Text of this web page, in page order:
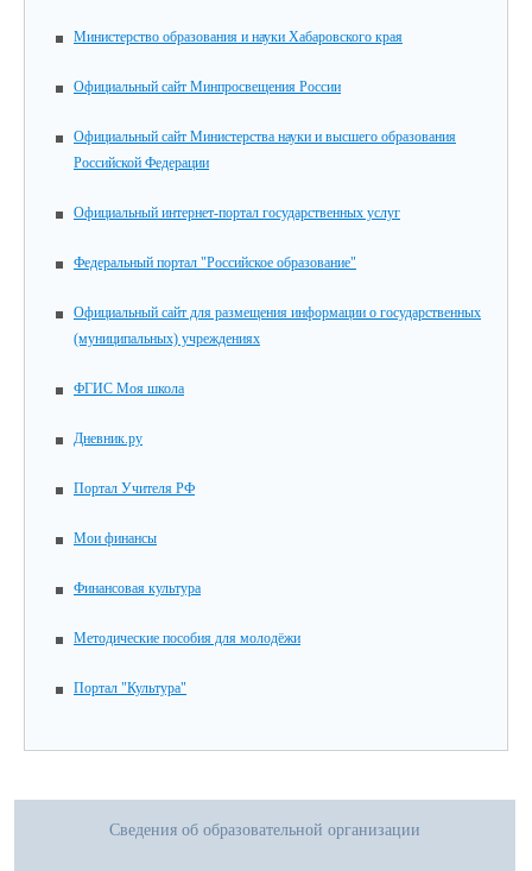
Министерство образования и науки Хабаровского края
Официальный сайт Минпросвещения России
Официальный сайт Министерства науки и высшего образования
Российской Федерации
Официальный интернет-портал государственных услуг
Федеральный портал "Российское образование"
Официальный сайт для размещения информации о государственных
(муниципальных) учреждениях
ФГИС Моя школа
Дневник.ру
Портал Учителя РФ
Мои финансы
Финансовая культура
Методические пособия для молодёжи
Портал "Культура"
Сведения об образовательной организации